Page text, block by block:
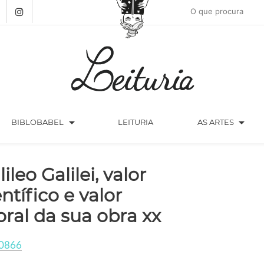
BIBLOBABEL arrow_drop_down LEITURIA AS ARTES arrow_drop_down
Galilei, valor
e valor
da sua obra xx